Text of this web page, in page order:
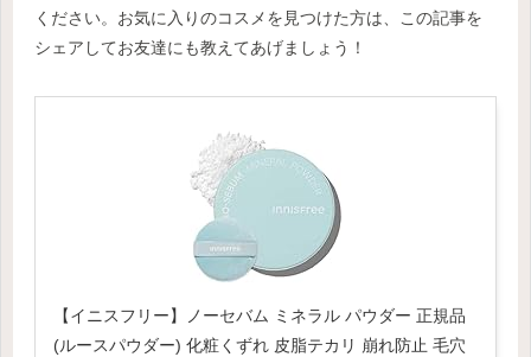
ください。お気に入りのコスメを見つけた方は、この記事を
シェアしてお友達にも教えてあげましょう！
【イニスフリー】ノーセバム ミネラル パウダー 正規品
(ルースパウダー) 化粧くずれ 皮脂テカリ 崩れ防止 毛穴